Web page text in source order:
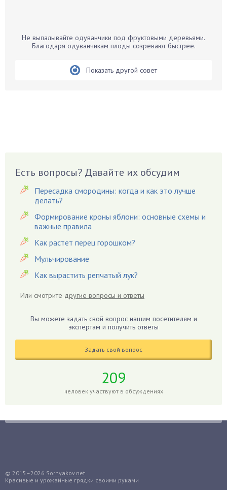
Бархатцы
Вазоны
Вешенки
Виноград
Вишня
Вредители
Гардения
Гацания
Гвоздики
Герань
Гиппеаструм
Гладиолусы
Груша
Груши
Не выпалывайте одуванчики под фруктовыми деревьями.
Благодаря одуванчикам плоды созревают быстрее.
Показать другой совет
Есть вопросы? Давайте их обсудим
Пересадка смородины: когда и как это лучше
делать?
Формирование кроны яблони: основные схемы и
важные правила
Как растет перец горошком?
Мульчирование
Как вырастить репчатый лук?
Или смотрите другие вопросы и ответы
Вы можете задать свой вопрос нашим посетителям и
экспертам и получить ответы
Задать свой вопрос
209
человек участвуют в обсуждениях
© 2015–2026 Sornyakov.net
Красивые и урожайные грядки своими руками